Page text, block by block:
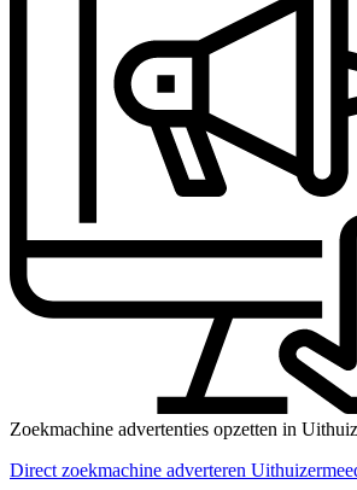
Zoekmachine advertenties opzetten in
Direct zoekmachine adverteren